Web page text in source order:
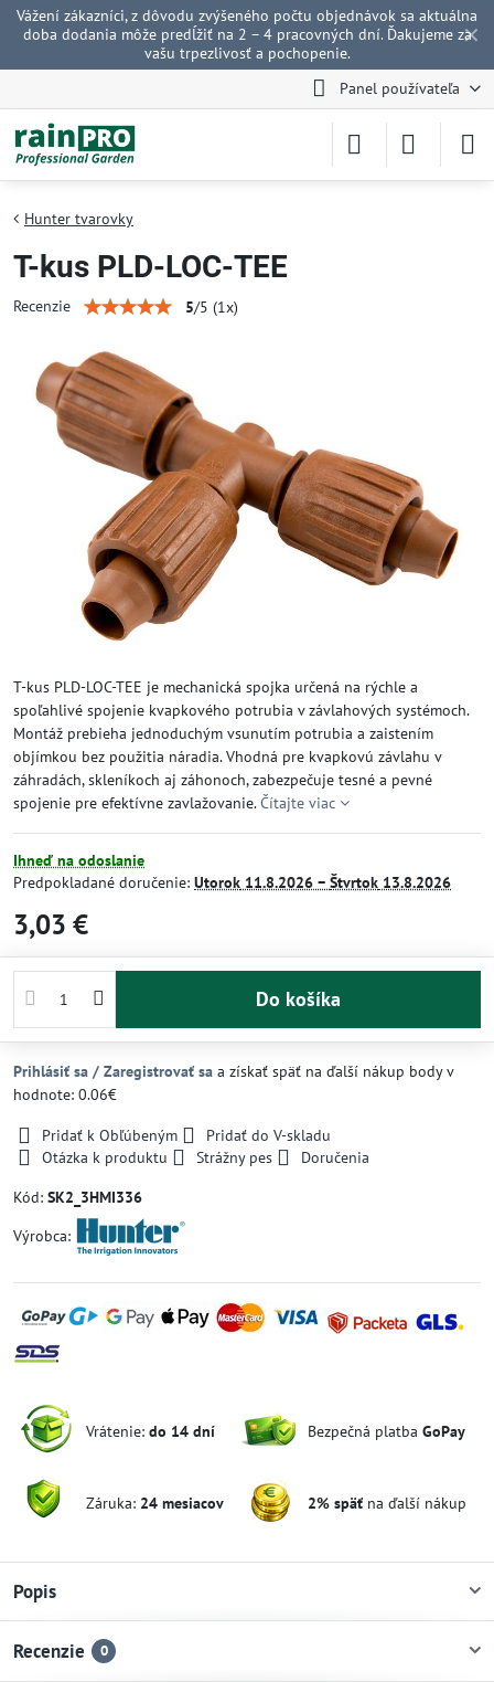
✕
Vážení zákazníci, z dôvodu zvýšeného počtu objednávok sa aktuálna
doba dodania môže predĺžiť na 2 – 4 pracovných dní. Ďakujeme za
vašu trpezlivosť a pochopenie.
Panel používateľa
Hunter tvarovky
T-kus PLD-LOC-TEE
Recenzie 5/5 (1x)
T-kus PLD-LOC-TEE je mechanická spojka určená na rýchle a
spoľahlivé spojenie kvapkového potrubia v závlahových systémoch.
Montáž prebieha jednoduchým vsunutím potrubia a zaistením
objímkou bez použitia náradia. Vhodná pre kvapkovú závlahu v
záhradách, skleníkoch aj záhonoch, zabezpečuje tesné a pevné
spojenie pre efektívne zavlažovanie.Čítajte viac
Ihneď na odoslanie
Predpokladané doručenie: Utorok 11.8.2026 − Štvrtok 13.8.2026
3,03 €
Do košíka
Prihlásiť sa / Zaregistrovať sa a získať späť na ďalší nákup body v
hodnote: 0.06€
Pridať k Obľúbeným
Pridať do V-skladu
Otázka k produktu
Strážny pes
Doručenia
Kód: SK2_3HMI336
Výrobca:
Vrátenie: do 14 dní Bezpečná platba GoPay
Záruka: 24 mesiacov 2% späťna ďalší nákup
Popis
Recenzie 0